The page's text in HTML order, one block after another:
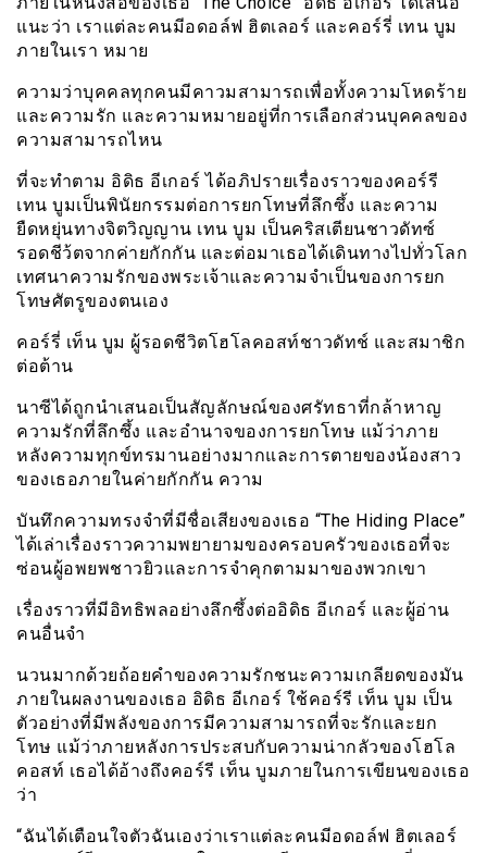
แนะว่า เราแต่ละคนมีอดอล์ฟ ฮิตเลอร์ และคอร์รี่ เทน บูม
ภายในเรา หมาย
ความว่าบุคคลทุกคนมีคาวมสามารถเพื่อทั้งความโหดร้าย
และความรัก และความหมายอยู่ที่การเลือกส่วนบุคคลของ
ความสามารถไหน
ที่จะทำตาม อิดิธ อีเกอร์ ได้อภิปรายเรื่องราวของคอร์รี
เทน บูมเป็นพินัยกรรมต่อการยกโทษที่ลึกซึ้ง และความ
ยืดหยุ่นทางจิตวิญญาน เทน บูม เป็นคริสเตียนชาวดัทซ์
รอดชีว้ตจากค่ายกักกัน และต่อมาเธอได้เดินทางไปทั่วโลก
เทศนาความรักของพระเจ้าและความจำเป็นของการยก
โทษศัตรูของตนเอง
คอร์รี่ เท็น บูม ผู้รอดชีวิตโฮโลคอสท์ชาวดัทช์ และสมาชิก
ต่อต้าน
นาซีได้ถูกนำเสนอเป็นสัญลักษณ์ของศรัทธาที่กล้าหาญ
ความรักที่ลึกซึ้ง และอำนาจของการยกโทษ แม้ว่าภาย
หลังความทุกข์ทรมานอย่างมากและการตายของน้องสาว
ของเธอภายในค่ายกักกัน ความ
บันทึกความทรงจำที่มีชื่อเสียงของเธอ “The Hiding Place”
ได้เล่าเรื่องราวความพยายามของครอบครัวของเธอที่จะ
ซ่อนผู้อพยพชาวยิวและการจำคุกตามมาของพวกเขา
เรื่องราวที่มีอิทธิพลอย่างลึกซึ้งต่ออิดิธ อีเกอร์ และผู้อ่าน
คนอื่นจำ
นวนมากด้วยถ้อยคำของความรักชนะความเกลียดของมัน
ภายในผลงานของเธอ อิดิธ อีเกอร์ ใช้คอร์รี เท็น บูม เป็น
ตัวอย่างที่มีพลังของการมีความสามารถที่จะรักและยก
โทษ แม้ว่าภายหลังการประสบกับความน่ากลัวของโฮโล
คอสท์ เธอได้อ้างถึงคอร์รี เท็น บูมภายในการเขียนของเธอ
ว่า
“ฉันได้เตือนใจตัวฉันเองว่าเราแต่ละคนมีอดอล์ฟ ฮิตเลอร์